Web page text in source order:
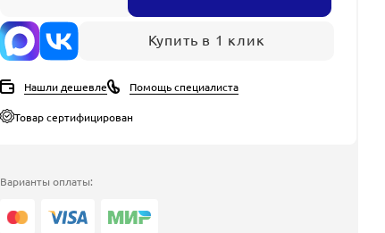
Купить в 1 клик
Нашли дешевле Помощь специалиста
Товар сертифицирован
Варианты оплаты: